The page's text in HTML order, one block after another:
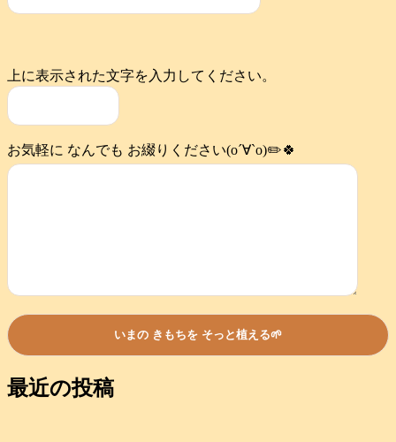
上に表示された文字を入力してください。
お気軽に なんでも お綴りください(о´∀`о)✏️🍀
最近の投稿